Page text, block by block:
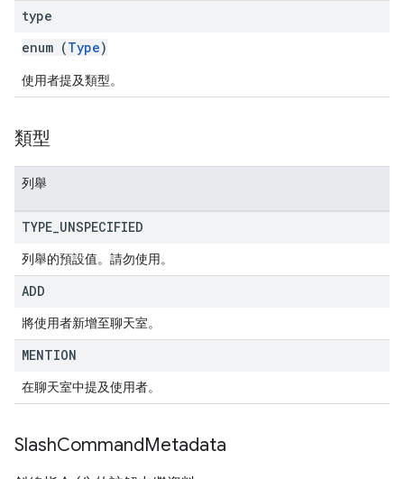
type
enum (Type)
使用者提及類型。
類型
列舉
TYPE UNSPECIFIED
列舉的預設值。請勿使用。
ADD
將使用者新增至聊天室。
MENTION
在聊天室中提及使用者。
SlashCommandMetadata